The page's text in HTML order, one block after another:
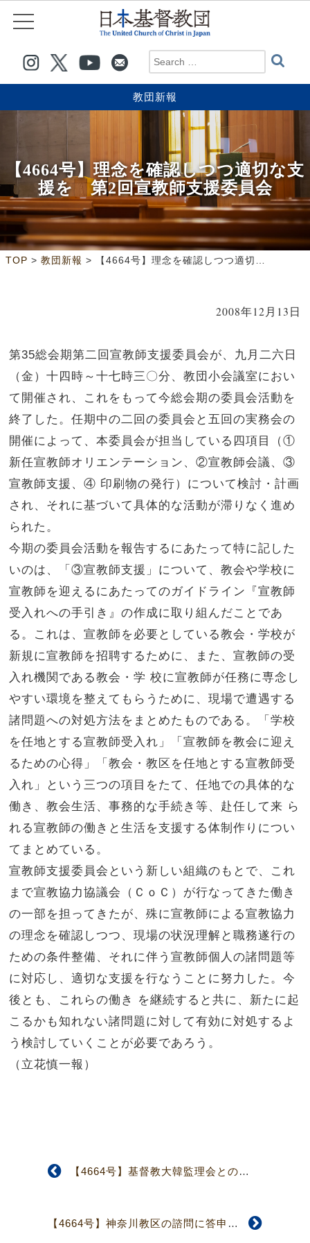
教団新報
【4664号】理念を確認しつつ適切な支
援を 第2回宣教師支援委員会
TOP > 教団新報 > 【4664号】理念を確認しつつ適切な支援を 第2回宣教師支援委員会
2008年12月13日
第35総会期第二回宣教師支援委員会が、九月二六日
（金）十四時～十七時三〇分、教団小会議室におい
て開催され、これをもって今総会期の委員会活動を
終了した。任期中の二回の委員会と五回の実務会の
開催によって、本委員会が担当している四項目（①
新任宣教師オリエンテーション、②宣教師会議、③
宣教師支援、④ 印刷物の発行）について検討・計画
され、それに基づいて具体的な活動が滞りなく進め
られた。
今期の委員会活動を報告するにあたって特に記した
いのは、「③宣教師支援」について、教会や学校に
宣教師を迎えるにあたってのガイドライン『宣教師
受入れへの手引き』の作成に取り組んだことであ
る。これは、宣教師を必要としている教会・学校が
新規に宣教師を招聘するために、また、宣教師の受
入れ機関である教会・学 校に宣教師が任務に専念し
やすい環境を整えてもらうために、現場で遭遇する
諸問題への対処方法をまとめたものである。「学校
を任地とする宣教師受入れ」「宣教師を教会に迎え
るための心得」「教会・教区を任地とする宣教師受
入れ」という三つの項目をたて、任地での具体的な
働き、教会生活、事務的な手続き等、赴任して来 ら
れる宣教師の働きと生活を支援する体制作りについ
てまとめている。
宣教師支援委員会という新しい組織のもとで、これ
まで宣教協力協議会（ＣｏＣ）が行なってきた働き
の一部を担ってきたが、殊に宣教師による宣教協力
の理念を確認しつつ、現場の状況理解と職務遂行の
ための条件整備、それに伴う宣教師個人の諸問題等
に対応し、適切な支援を行なうことに努力した。今
後とも、これらの働き を継続すると共に、新たに起
こるかも知れない諸問題に対して有効に対処するよ
う検討していくことが必要であろう。
（立花慎一報）
【4664号】基督教大韓監理会との交流再開へ スイス協約・韓国協約合同委員会
【4664号】神奈川教区の諮問に答申 第6回信仰職制委員会